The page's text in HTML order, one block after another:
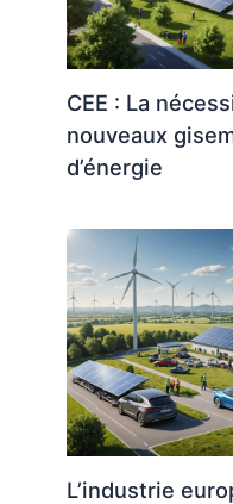
CEE : La
nouveaux
d’énergie
L’industrie